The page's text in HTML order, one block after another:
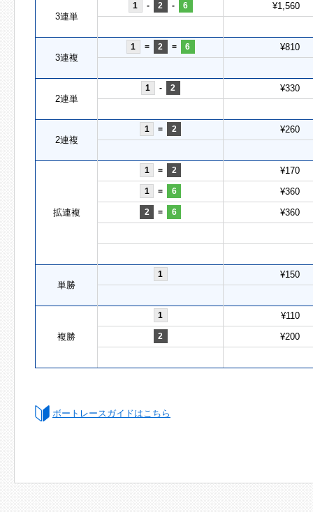
3連単
1 - 2 - 6 ¥1,560
3連複
1 = 2 = 6 ¥810
2連単
1 - 2 ¥330
2連複
1 = 2 ¥260
拡連複
1 = 2 ¥170
1 = 6 ¥360
2 = 6 ¥360
単勝
1 ¥150
複勝
1 ¥110
2 ¥200
ボートレースガイドはこちら